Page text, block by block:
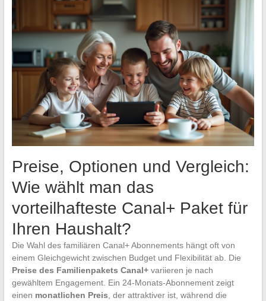
Preise, Optionen und Vergleich:
Wie wählt man das
vorteilhafteste Canal+ Paket für
Ihren Haushalt?
Die Wahl des familiären Canal+ Abonnements hängt oft von
einem Gleichgewicht zwischen Budget und Flexibilität ab. Die
Preise des Familienpakets Canal+variieren je nach
gewähltem Engagement. Ein 24-Monats-Abonnement zeigt
einen monatlichen Preis , der attraktiver ist, während die